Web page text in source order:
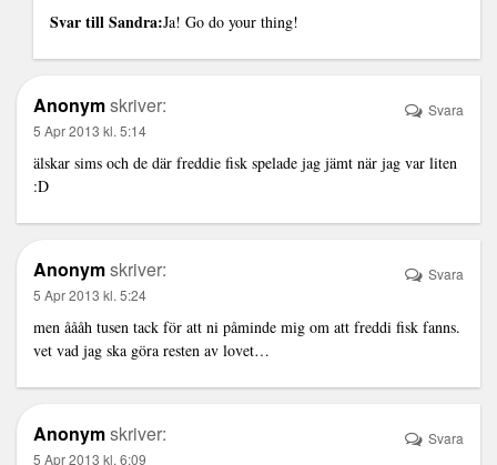
Svar till Sandra:Ja! Go do your thing!
Anonymskriver:
5 Apr 2013 kl. 5:14
älskar sims och de där freddie fisk spelade jag jämt när jag var liten
:D
Svara
Anonymskriver:
5 Apr 2013 kl. 5:24
men åååh tusen tack för att ni påminde mig om att freddi fisk fanns.
vet vad jag ska göra resten av lovet…
Svara
Anonymskriver:
5 Apr 2013 kl. 6:09
Svara